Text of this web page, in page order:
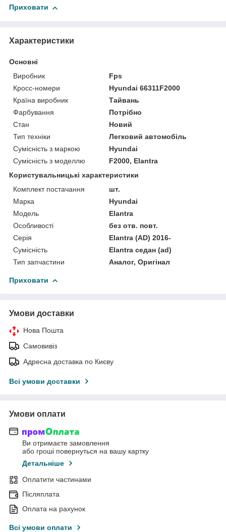
Приховати
Характеристики
Основні
Виробник
Fps
Кросс-номери
Hyundai 66311F2000
Країна виробник
Тайвань
Фарбування
Потрібно
Стан
Новий
Тип техніки
Легковий автомобіль
Сумісність з маркою
Hyundai
Сумісність з моделлю
F2000, Elantra
Користувальницькі характеристики
Комплект постачання
шт.
Марка
Hyundai
Мoдель
Elantra
Особливості
без отв. повт.
Серія
Elantra (AD) 2016-
Сумісність
Elantra седан (ad)
Тип запчастини
Аналог, Оригінал
Приховати
Умови доставки
Нова Пошта
Самовивіз
Адресна доставка по Києву
Всі умови доставки
Умови оплати
Ви отримаєте замовлення
або гроші повернуться на вашу картку
Детальніше
Оплатити частинами
Післяплата
Оплата на рахунок
Всі умови оплати